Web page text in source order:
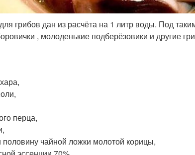
грибов дан из расчёта на 1 литр воды. Под
, молоденькие подберёзовики и другие
перца,
половину чайной ложки молотой корицы,